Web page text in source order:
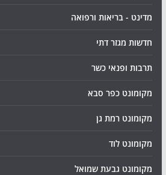
מדינט - בריאות ורפואה
חדשות מגזר דתי
תרבות ופנאי כשר
מקומונט כפר סבא
מקומונט רמת גן
מקומונט לוד
מקומונט גבעת שמואל